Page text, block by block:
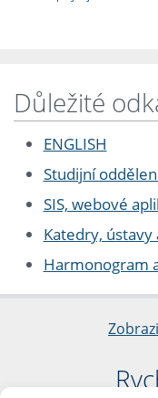
Důležité
ENGLISH
Studijní
SIS, webové
Katedry, ústavy
Harmonogram